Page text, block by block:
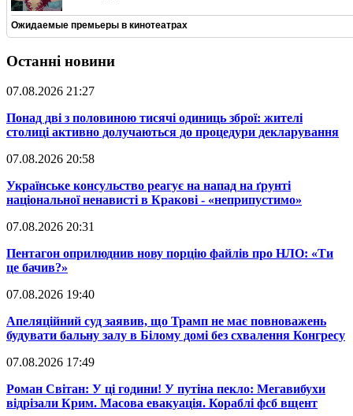
Ожидаемые премьеры в кинотеатрах
Останні новини
07.08.2026 21:27
​Понад дві з половиною тисячі одиниць зброї: жителі
столиці активно долучаються до процедури декларування
07.08.2026 20:58
​Українське консульство реагує на напад на ґрунті
національної ненависті в Кракові - «неприпустимо»
07.08.2026 20:31
​Пентагон оприлюднив нову порцію файлів про НЛО: «Ти
це бачив?»
07.08.2026 19:40
​Апеляційний суд заявив, що Трамп не має повноважень
будувати бальну залу в Білому домі без схвалення Конгресу
07.08.2026 17:49
​Роман Світан: У ці години! У путіна пекло: Мегавибухи
відрізали Крим. Масова евакуація. Кораблі фсб вщент